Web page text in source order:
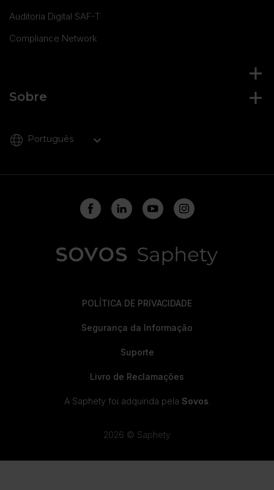
Auditoria Digital SAF-T
Compliance Network
Sobre
Português
POLÍTICA DE PRIVACIDADE
Segurança da Informação
Suporte
Livro de Reclamações
A Saphety foi adquirida pela Sovos.
2026 © Saphety